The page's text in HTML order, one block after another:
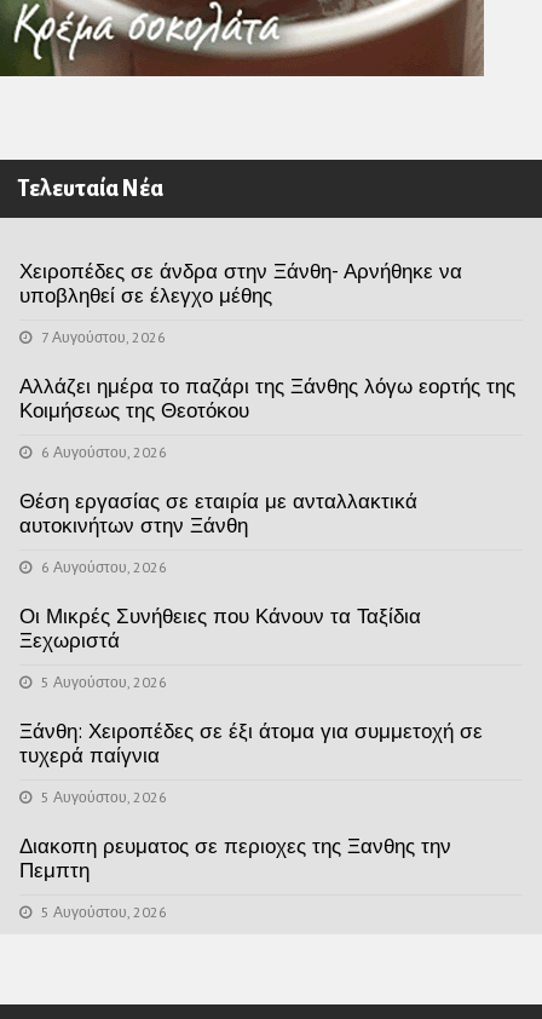
Τελευταία Νέα
Χειροπέδες σε άνδρα στην Ξάνθη- Αρνήθηκε να
υποβληθεί σε έλεγχο μέθης
7 Αυγούστου, 2026
Αλλάζει ημέρα το παζάρι της Ξάνθης λόγω εορτής της
Κοιμήσεως της Θεοτόκου
6 Αυγούστου, 2026
Θέση εργασίας σε εταιρία με ανταλλακτικά
αυτοκινήτων στην Ξάνθη
6 Αυγούστου, 2026
Οι Μικρές Συνήθειες που Κάνουν τα Ταξίδια
Ξεχωριστά
5 Αυγούστου, 2026
Ξάνθη: Χειροπέδες σε έξι άτομα για συμμετοχή σε
τυχερά παίγνια
5 Αυγούστου, 2026
Διακοπη ρευματος σε περιοχες της Ξανθης την
Πεμπτη
5 Αυγούστου, 2026